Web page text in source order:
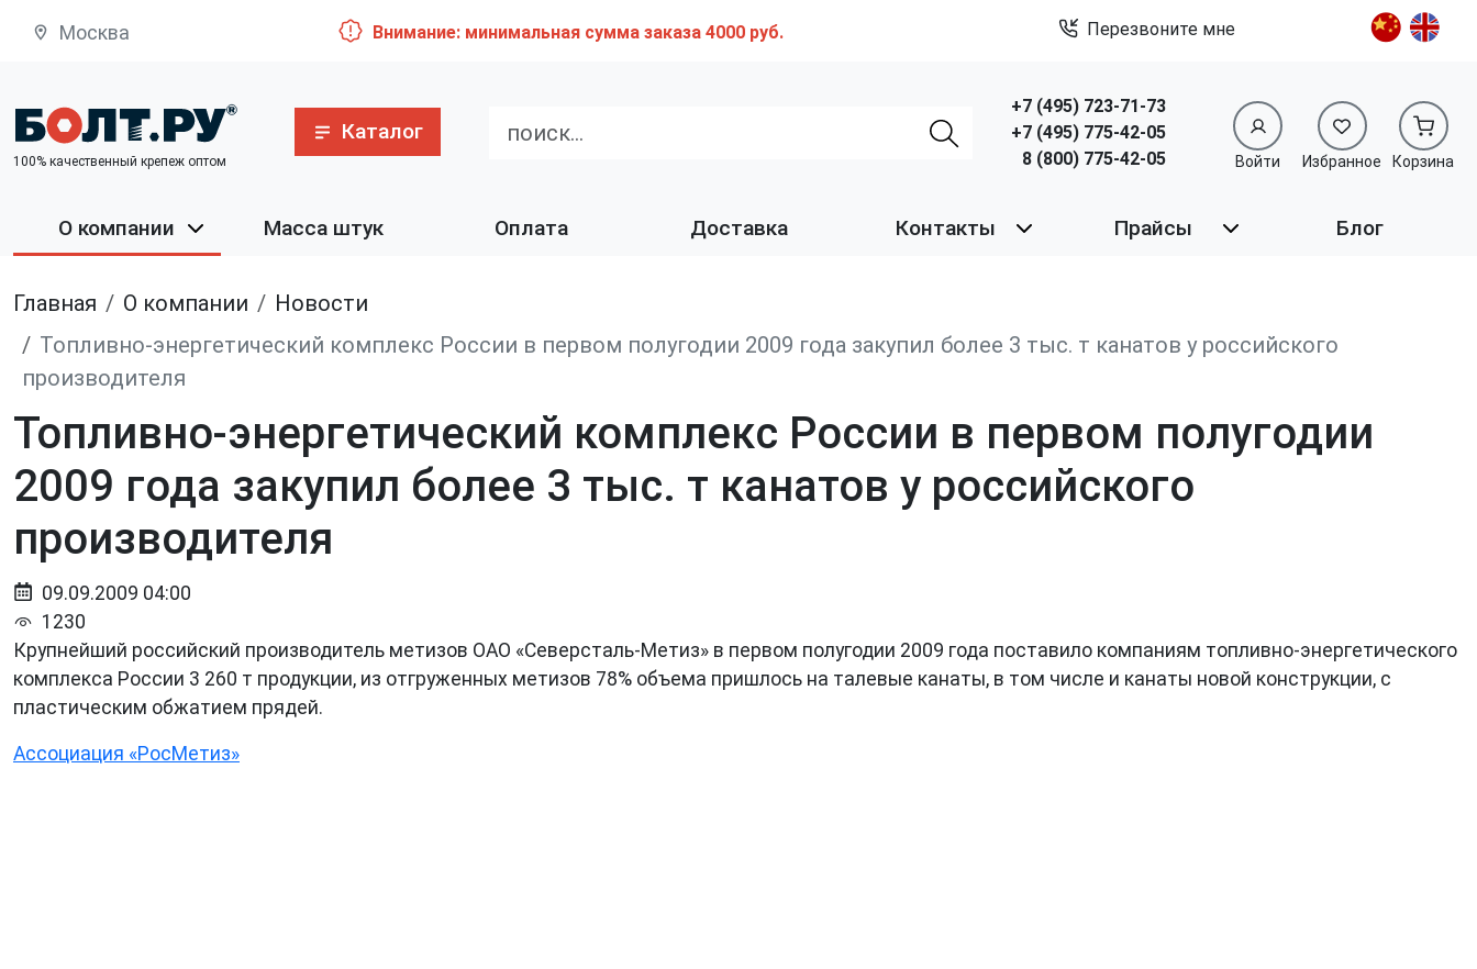
Москва Внимание: минимальная сумма заказа 4000 руб. Перезвоните мне
100% качественный крепеж оптом
Каталог
+7 (495) 723-71-73
+7 (495) 775-42-05
8 (800) 775-42-05
Войти Избранное Корзина
О компании Масса штук Оплата Доставка Контакты Прайсы Блог
Главная О компании
Новости
Топливно-энергетический комплекс России в первом полугодии 2009 года закупил более 3 тыс. т канатов у российского
производителя
Топливно-энергетический комплекс России в первом полугодии
2009 года закупил более 3 тыс. т канатов у российского
производителя
09.09.2009 04:00
1230
Крупнейший российский производитель метизов ОАО «Северсталь-Метиз» в первом полугодии 2009 года поставило компаниям топливно-энергетического
комплекса России 3 260 т продукции, из отгруженных метизов 78% объема пришлось на талевые канаты, в том числе и канаты новой конструкции, с
пластическим обжатием прядей.
Ассоциация «РосМетиз»